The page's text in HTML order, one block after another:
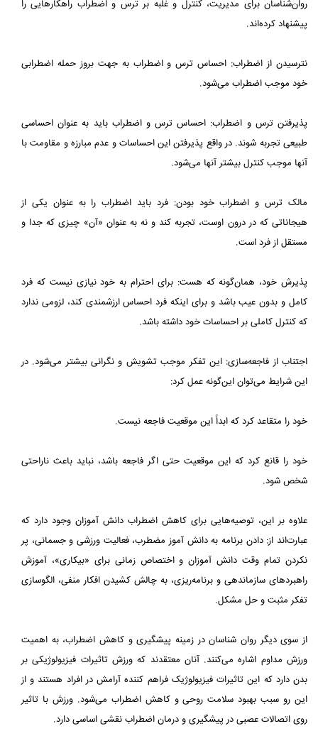
روان‌شناسان برای مدیریت، کنترل و غلبه بر ترس و اضطراب راهکارهایی را
پیشنهاد کرده‌اند.
نترسیدن از اضطراب: احساس ترس و اضطراب به جهت بروز حمله اضطرابی
خود موجب اضطراب می‌شود.
پذیرفتن ترس و اضطراب: احساس ترس و اضطراب باید به عنوان احساسی
طبیعی تجربه شوند. در واقع پذیرفتن این احساسات و عدم مبارزه و مقاومت با
آنها موجب کنترل بیشتر آنها می‌شود.
مالک ترس و اضطراب خود بودن: فرد باید اضطراب را به عنوان یکی از
هیجاناتی که در درون اوست، تجربه کند و نه به عنوان «آن» چیزی که جدا و
مستقل از فرد است.
پذیرش خود، همان‌گونه که هست: برای احترام به خود نیازی نیست که فرد
کامل و بدون عیب باشد و برای اینکه فرد احساس ارزشمندی کند، لزومی ندارد
که کنترل کاملی بر احساسات خود داشته باشد.
اجتناب از فاجعه‌سازی: این تفکر موجب تشویش و نگرانی بیشتر می‌شود. در
این شرایط می‌توان این‌گونه عمل کرد:
خود را متقاعد کرد که ابداً این موقعیت فاجعه نیست.
خود را قانع کرد که این موقعیت حتی اگر فاجعه باشد، نباید باعث ناراحتی
شخص شود.
علاوه بر این، توصیه‌هایی برای کاهش اضطراب دانش آموزان وجود دارد که
عبارت‌اند از: دادن برنامه به دانش آموز مضطرب، فعالیت ورزشی و جسمانی، پر
نکردن تمام وقت دانش آموزان و اختصاص زمانی برای «بیکاری»، آموزش
راهبردهای سازماندهی و برنامه‌ریزی، به چالش کشیدن افکار منفی، الگوسازی
تفکر مثبت و حل مشکل.
از سوی دیگر روان شناسان در زمینه پیشگیری و کاهش اضطراب، به اهمیت
ورزش مداوم اشاره می‌کنند. آنان معتقدند که ورزش تاثیرات فیزیولوژیکی بر
بدن دارد که این تاثیرات فیزیولوژیک فراهم کننده آرامش در افراد هستند و از
این رو سبب بهبود سلامت روحی و کاهش اضطراب می‌شود. ورزش با تاثیر
روی اتصالات عصبی در پیشگیری و درمان اضطراب نقشی اساسی دارد.